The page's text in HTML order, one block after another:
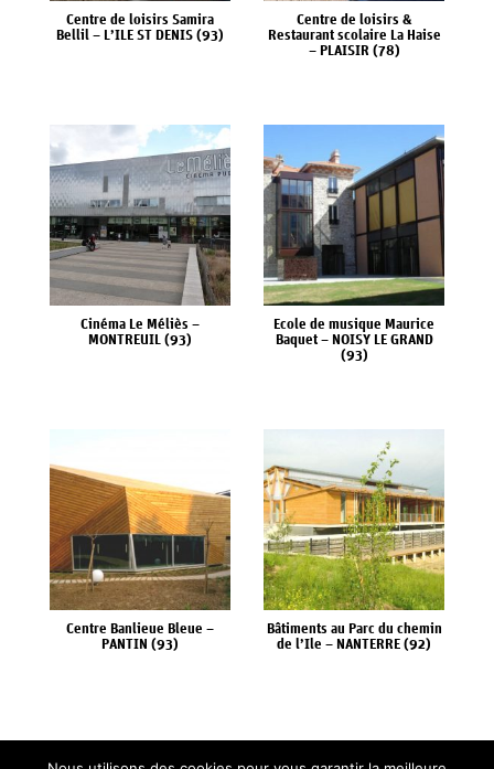
CARRIÈRESCentre de loisirs Samira
Bellil – L’ILE ST DENIS (93)
Centre de loisirs &
Restaurant scolaire La Haise
– PLAISIR (78)
Cinéma Le Méliès –
MONTREUIL (93)
Ecole de musique Maurice
Baquet – NOISY LE GRAND
(93)
Centre Banlieue Bleue –
PANTIN (93)
Bâtiments au Parc du chemin
de l’Ile – NANTERRE (92)